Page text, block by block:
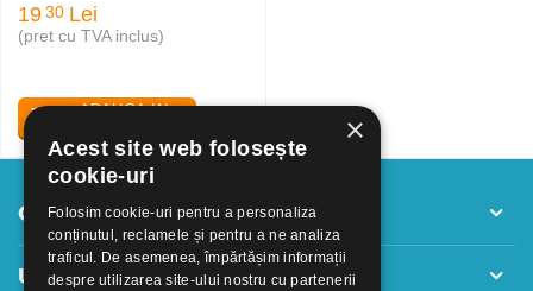
19 30 Lei
(pret cu TVA inclus)
ADAUGA IN
Contul meu
Utile
×
Acest site web folosește
cookie-uri
Folosim cookie-uri pentru a personaliza
conținutul, reclamele și pentru a ne analiza
traficul. De asemenea, împărtășim informații
despre utilizarea site-ului nostru cu partenerii